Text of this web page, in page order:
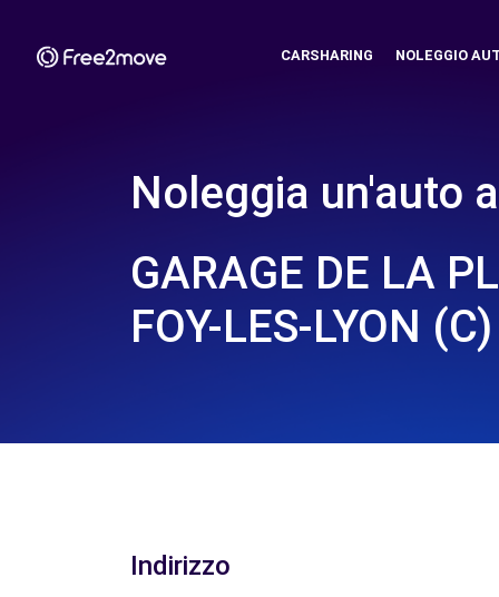
CARSHARING NOLEGGIO
Noleggia un'auto a
GARAGE DE LA
FOY-LES-LYON (C)
Indirizzo